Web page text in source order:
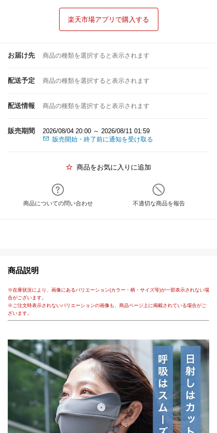
楽天市場アプリで購入する
お届け先 商品の種類を選択すると表示されます
配送予定 商品の種類を選択すると表示されます
配送情報 商品の種類を選択すると表示されます
販売期間
2026/08/04 20:00 ～ 2026/08/11 01:59
販売開始・終了前に通知を受け取る
商品をお気に入りに追加
商品についての問い合わせ 不適切な商品を報告
商品説明
※在庫状況により、画像にあるバリエーション(カラー・柄・サイズ等)が一部表示されない場
合がございます。
※ご注文時表示されないバリエーションの画像も、商品ページ上に掲載されている場合がご
ざいます。